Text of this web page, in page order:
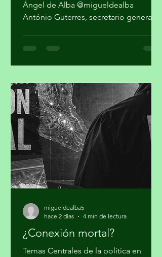
© Mark Garten / ONUfoto Por Miguel
Ángel de Alba @migueldealba
António Guterres, secretario general
de la Organización de las Naciones
convergencia de conflictos, crisis
climática, inseguridad alimentaria y
desigualdad, al advertir que el mundo
no puede reaccionar a cada desastre
como un hecho independiente.
Guterres sostuvo que las guerras y el
cambio climático agravan las
condiciones de vida de millones de pe
¿Conexión mortal?
hace 2 días
4 min de lectura